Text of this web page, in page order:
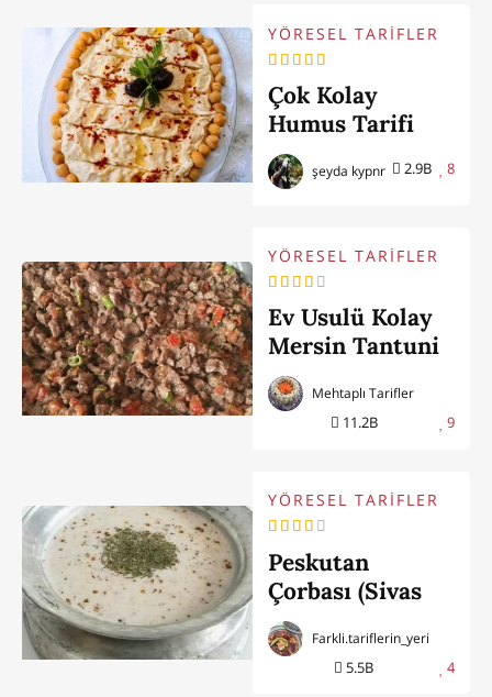
YÖRESEL TARİFLER
Çok Kolay
Humus Tarifi
2.9B 8
şeyda kypnr
YÖRESEL TARİFLER
Ev Usulü Kolay
Mersin Tantuni
Tarifi
11.2B 9
Mehtaplı Tarifler
YÖRESEL TARİFLER
Peskutan
Çorbası (Sivas
Yöresi)
5.5B 4
Farkli.tariflerin_yeri